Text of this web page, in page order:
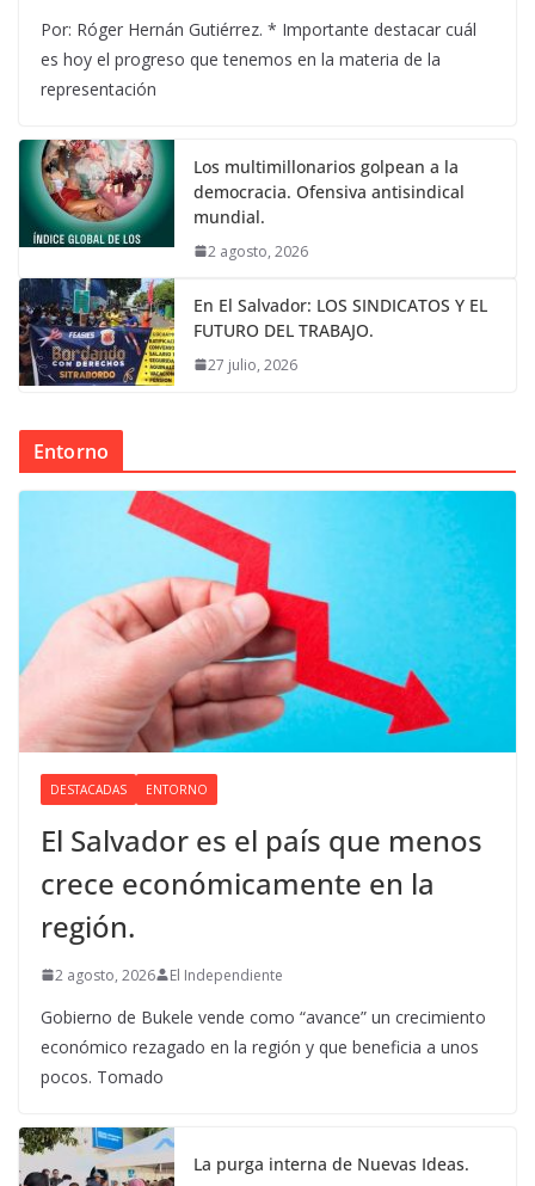
Por: Róger Hernán Gutiérrez. * Importante destacar cuál
es hoy el progreso que tenemos en la materia de la
representación
Los multimillonarios golpean a la
democracia. Ofensiva antisindical
mundial.
2 agosto, 2026
En El Salvador: LOS SINDICATOS Y EL
FUTURO DEL TRABAJO.
27 julio, 2026
Entorno
DESTACADAS ENTORNO
El Salvador es el país que menos
crece económicamente en la
región.
2 agosto, 2026 El Independiente
Gobierno de Bukele vende como “avance” un crecimiento
económico rezagado en la región y que beneficia a unos
pocos. Tomado
La purga interna de Nuevas Ideas.